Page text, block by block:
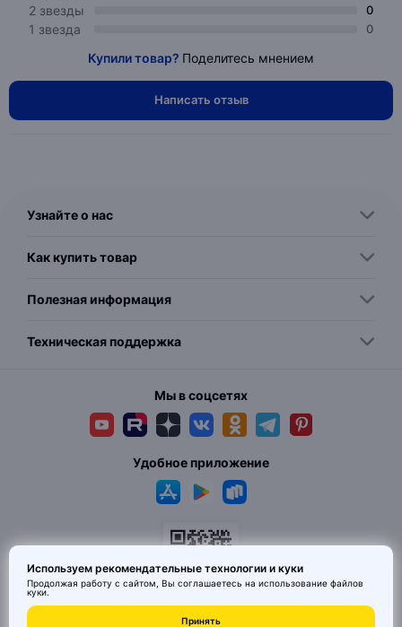
2 звезды 0
1 звезда 0
Купили товар? Поделитесь мнением
Написать отзыв
Узнайте о нас
Как купить товар
Полезная информация
Техническая поддержка
Мы в соцсетях
© 2026 MAI HE MAI. Маркетплейс дизайнерских товаров со всего
Удобное приложение
Используем рекомендательные технологии и куки
Продолжая работу с сайтом, Вы соглашаетесь на использование файлов
куки.
Принять